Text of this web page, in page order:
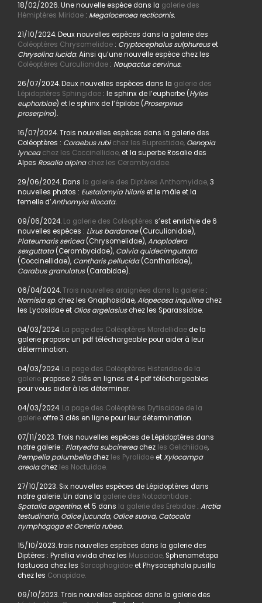
18/02/2026. Une nouvelle espèce dans la galerie des
Hémiptères Miridae: Megaloceroea recticornis.
21/10/2024. Deux nouvelles espèces dans la galerie des
Coléoptères Chrysomelidae: Cryptocephalus sulphureuset
Chrysolina lucida. Ainsi qu’une nouvelle espèce chez les
Coléoptères Curculionidae : Naupactus cervinus.
26/07/2024. Deux nouvelles espèces dans la galerie des
Lépidoptères Sphingidae: le sphinx de l’euphorbe (Hyles
euphorbiae) et le sphinx de l’épilobe (Proserpinus
proserpina).
16/07/2024. Trois nouvelles espèces dans la galerie des
Coléoptères : Coraebus rubi chez les Buprestidae, Oenopia
lyncea chez les Coccinellidae,et la superbe Rosalie des
Alpes Rosalia alpina chez les Cerambycidae.
29/06/2024. Dans la galerie des Diptères Anthomyidae,3
nouvelles photos : Eustalomyia hilariset le mâle et la
femelle d’Anthomyia illocata.
09/06/2024.La galerie des Coléoptères s’est enrichie de 6
nouvelles espèces : Lixus bardanae(Curculionidae),
Plateumaris sericea(Chrysomelidae),Anoplodera
sexguttata(Cerambycidae), Calvia quidecimguttata
(Coccinellidae), Cantharis pellucida(Cantharidae),
Carabus granulatus(Carabidae).
06/04/2024.Trois nouvelles araignées dans la galerie:
Nomisia sp. chez les Gnaphosidae,Alopecosa inquilinachez
les Lycosidae et Olios argelasiuschez les Sparassidae.
04/03/2024. La page des Coléoptères Mordellidaede la
galerie propose un pdf téléchargeable pour aider à leur
détermination.
04/03/2024. La page des Coléoptères Histeridae de la
galeriepropose 2 clés en lignes et 4 pdf téléchargeables
pour vous aider à les déterminer.
04/03/2024. La page des Coléoptères Dytiscidae de la
galerieoffre 3 clés en ligne pour leur détermination.
07/11/2023. Trois nouvelles espèces de Lépidoptères dans
notre galerie : Platyedra subcinereachez les Gelichiidae,
Pempelia palumbellachez les PyralidaeetXylocampa
areolachez les Noctuidae.
27/10/2023. Six nouvelles espèces de Lépidoptères dans
notre galerie. Un dans la galerie des Notodontidae:
Spatalia argentina, et 5 dans la galerie des Erebidae: Arctia
testudinaria, Odice jucunda, Odice suava, Catocala
nymphogoga et Ocneria rubea.
15/10/2023. trois nouvelles espèces dans la galerie des
Diptères : Pyrellia vivida chez les Muscidae,Sphenometopa
fastuosa chez les Sarcophagidaeet Physocephala pusilla
chez les Conopidae.
09/10/2023. Trois nouvelles espèces dans la galerie des